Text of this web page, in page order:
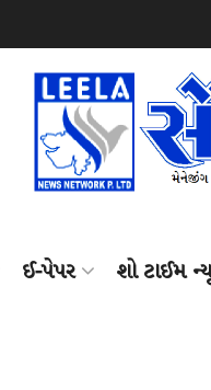
ઈ-પેપર શો ટાઈમ